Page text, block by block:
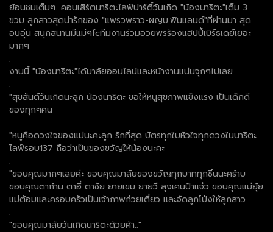
ย้อนชมเต็มๆ...คอนเสิร์ตนาริตะไลฟ์ปาร์ตี้วันเกิด "น้องนาริตะ"เต็ม 3
ขวบ ลูกสาวสุดน่ารักของ "แพรวพราว-ผญบ.ฟินแลนด์"ที่ผ่านมา สุด
อบอุ่น สนุกสนานมีแม่ๆfcทีมงานร่วมอวยพรร้องแฮปปี้เบิร์ธเดย์เยอะ
มากๆ
.
งานนี้ "น้องนาริตะ"ได้มาลัยออนไลน์และหน้างานแน่นจุกๆไปเลย
.
"สุขสันต์วันเกิดนะลูก น้องนาริตะ ขอให้หนูสุขภาพแข็งแรง เป็นเด็กดี
ของทุกๆคน
.
"หนูคือดวงใจของแม่นะคะลูก รักที่สุด️ บัตรทุกใบหัวใจทุกดวงในนาริตะ
ไลฟ์รอบ137 ถือว่าเป็นของขวัญให้น้องนะคะ
.
"ขอบคุณมากๆเลยค่ะ ขอบคุณมาลัยของขวัญทุกบาททุกชิ้นนะคร้าบ
ขอบคุณตาก้าน ตาอี๋ ตาชัย ยายเขม ยายวี ลุงเคนป้าแจ๋ว ขอบคุณแม่ยุ้ย
แม่ต้อมและครอบครัวเป็นเจ้าภาพก๋วยเตี๋ยว และจัดลูกโป่งให้ลูกสาว
.
"ขอบคุณมาลัยวันเกิดนาริตะด้วยค้า.."